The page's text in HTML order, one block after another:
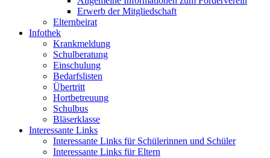
Erwerb der Mitgliedschaft
Elternbeirat
Infothek
Krankmeldung
Schulberatung
Einschulung
Bedarfslisten
Übertritt
Hortbetreuung
Schulbus
Bläserklasse
Interessante Links
Interessante Links für Schülerinnen und Schüler
Interessante Links für Eltern